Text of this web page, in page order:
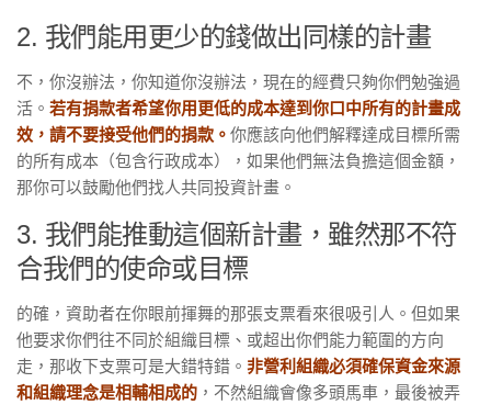
2. 我們能用更少的錢做出同樣的計畫
不，你沒辦法，你知道你沒辦法，現在的經費只夠你們勉強過
活。 若有捐款者希望你用更低的成本達到你口中所有的計畫成
效，請不要接受他們的捐款。 你應該向他們解釋達成目標所需
的所有成本（包含行政成本），如果他們無法負擔這個金額，
那你可以鼓勵他們找人共同投資計畫。
3. 我們能推動這個新計畫，雖然那不符
合我們的使命或目標
的確，資助者在你眼前揮舞的那張支票看來很吸引人。但如果
他要求你們往不同於組織目標、或超出你們能力範圍的方向
走，那收下支票可是大錯特錯。 非營利組織必須確保資金來源
和組織理念是相輔相成的 ，不然組織會像多頭馬車，最後被弄